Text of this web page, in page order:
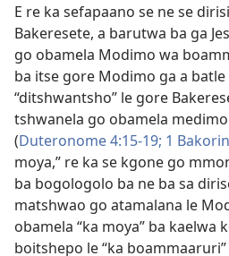
E re ka sefapaano se ne se
Bakeresete, a barutwa ba ga
go obamela Modimo wa
ba itse gore Modimo ga a
“ditshwantsho” le gore
tshwanela go obamela
(Duteronome 4:15-19; 1
moya,” re ka se kgone go
ba bogologolo ba ne ba sa
matshwao go atamalana le
obamela “ka moya” ba kaelwa
boitshepo le “ka